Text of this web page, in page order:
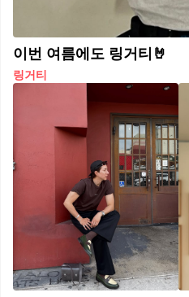
이번 여름에도 링거티🤘
링거티